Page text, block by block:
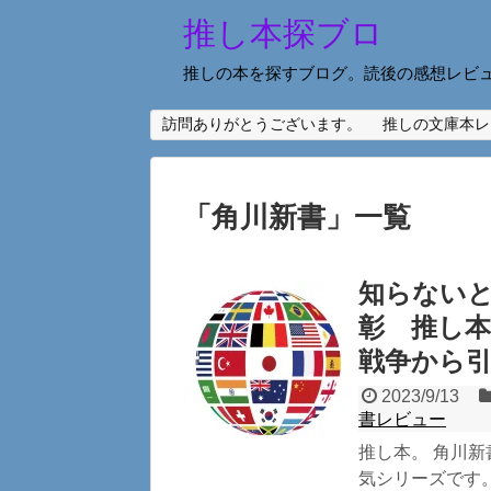
推し本探ブロ
推しの本を探すブログ。読後の感想レビ
訪問ありがとうございます。 推しの文庫本
「 角川新書 」 一覧
知らない
彰 推し本
戦争から
2023/9/13
書レビュー
推し本。 角川新
気シリーズです